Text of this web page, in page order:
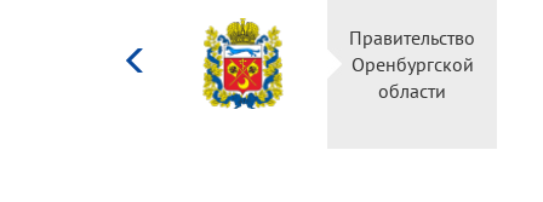
Правительство
Оренбургской
области